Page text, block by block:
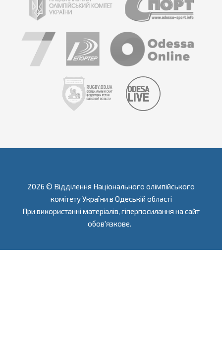
2026 © Відділення Національного олімпійського
комітету України в Одеській області
При використанні матеріалів, гіперпосилання на сайт
обов'язкове.